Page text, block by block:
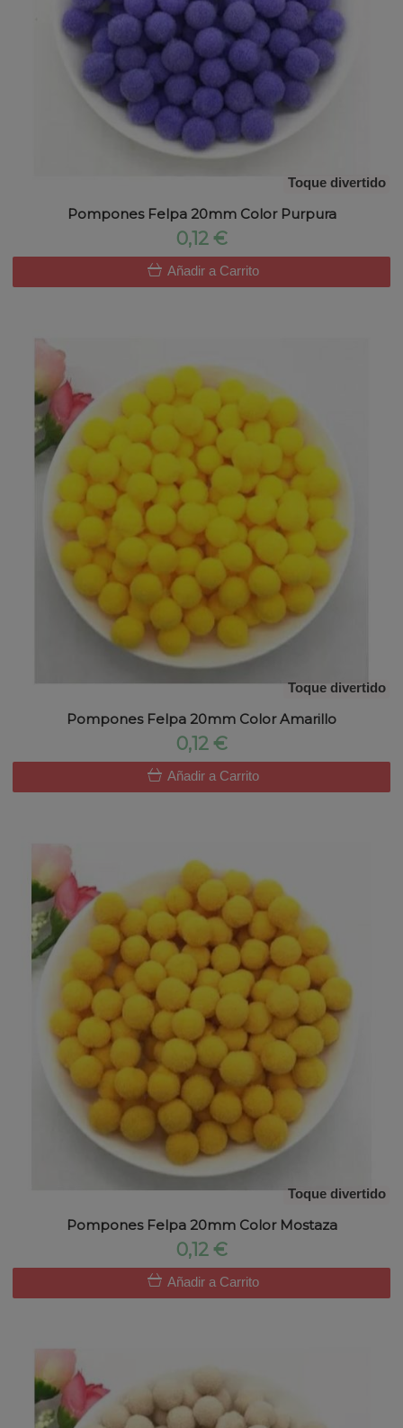
Toque divertido
Pompones Felpa 20mm Color Purpura
0,12 €
Añadir a Carrito
Toque divertido
Pompones Felpa 20mm Color Amarillo
0,12 €
Añadir a Carrito
Toque divertido
Pompones Felpa 20mm Color Mostaza
0,12 €
Añadir a Carrito